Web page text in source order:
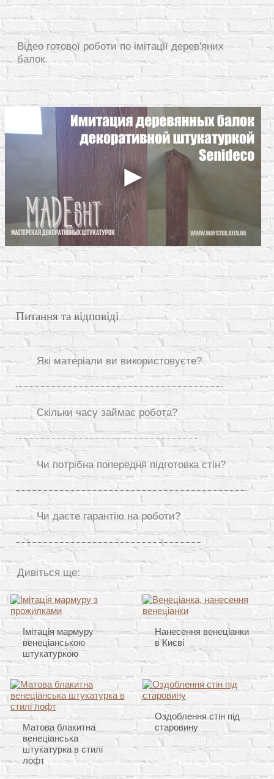
Відео готової роботи по імітації дерев'яних
балок.
Питання та відповіді
Які матеріали ви використовуєте?
Скільки часу займає робота?
Чи потрібна попередня підготовка стін?
Чи даєте гарантію на роботи?
Дивіться ще:
Імітація мармуру
венеціанською
штукатуркою
Нанесення венеціанки
в Києві
Матова блакитна
венеціанська
штукатурка в стилі
лофт
Оздоблення стін під
старовину